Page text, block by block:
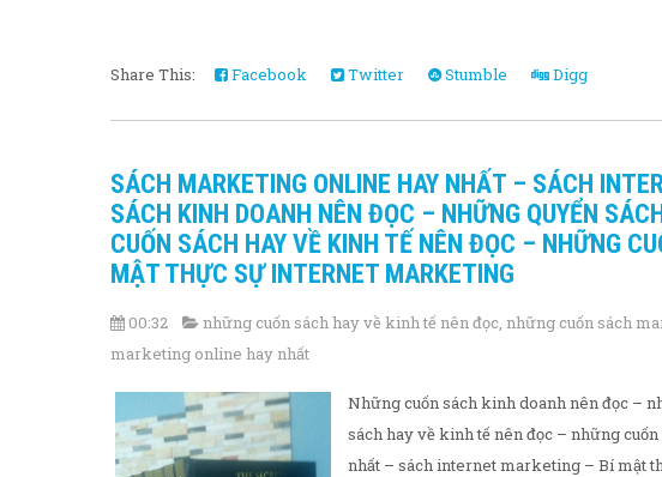
Share This: Facebook Twitter Stumble Digg
SÁCH MARKETING ONLINE HAY NHẤT – SÁCH
SÁCH KINH DOANH NÊN ĐỌC – NHỮNG QUYỂN
CUỐN SÁCH HAY VỀ KINH TẾ NÊN ĐỌC – NHỮNG
MẬT THỰC SỰ INTERNET MARKETING
00:32 những cuốn sách hay về kinh tế nên đọc những cuốn sách
marketing online hay nhất
Những cuốn sách kinh doanh nên đọc –
sách hay về kinh tế nên đọc – những
nhất – sách internet marketing – Bí mật